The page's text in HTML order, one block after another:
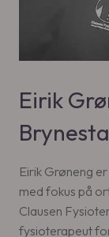
Eirik
Eirik Grøneng
med fokus på
Clausen
fysioterapeut